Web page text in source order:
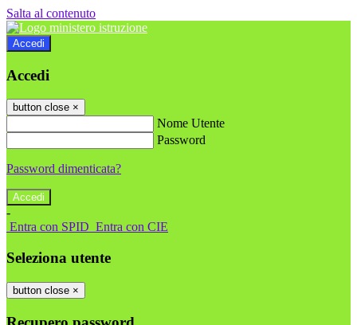
Salta al contenuto
Accedi
Accedi
button close ×
Nome Utente
Password
Password dimenticata?
-
Entra con SPID Entra con CIE
Seleziona utente
button close ×